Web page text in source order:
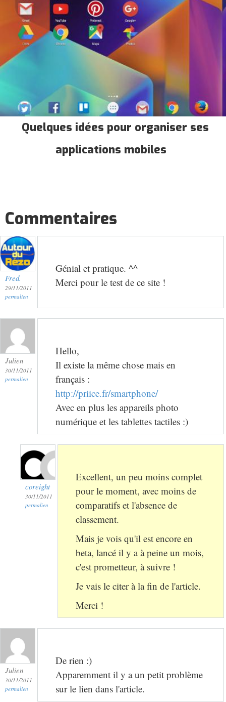
Quelques idées pour organiser ses
applications mobiles
Commentaires
Fred.
29/11/2011
permalien
Génial et pratique. ^^
Merci pour le test de ce site !
Julien
30/11/2011
permalien
Hello,
Il existe la même chose mais en
français :
http://priice.fr/smartphone/
Avec en plus les appareils photo
numérique et les tablettes tactiles :)
coreight
30/11/2011
permalien
Excellent, un peu moins complet
pour le moment, avec moins de
comparatifs et l'absence de
classement.
Mais je vois qu'il est encore en
beta, lancé il y a à peine un mois,
c'est prometteur, à suivre !
Je vais le citer à la fin de l'article.
Merci !
Julien
30/11/2011
permalien
De rien :)
Apparemment il y a un petit problème
sur le lien dans l'article.